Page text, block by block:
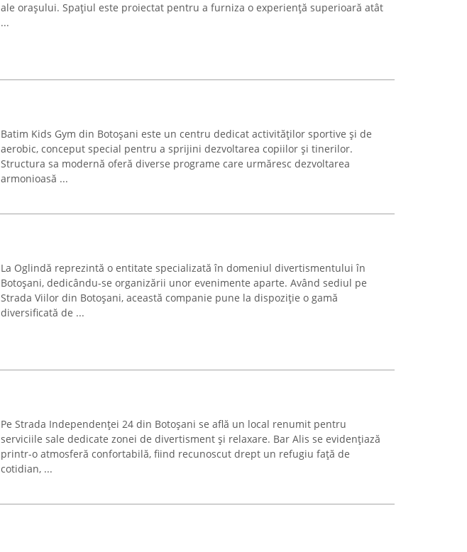
ale orașului. Spațiul este proiectat pentru a furniza o experiență superioară atât
...
Batim Kids Gym din Botoșani este un centru dedicat activităților sportive și de
aerobic, conceput special pentru a sprijini dezvoltarea copiilor și tinerilor.
Structura sa modernă oferă diverse programe care urmăresc dezvoltarea
armonioasă ...
La Oglindă reprezintă o entitate specializată în domeniul divertismentului în
Botoșani, dedicându-se organizării unor evenimente aparte. Având sediul pe
Strada Viilor din Botoșani, această companie pune la dispoziție o gamă
diversificată de ...
Pe Strada Independenței 24 din Botoșani se află un local renumit pentru
serviciile sale dedicate zonei de divertisment și relaxare. Bar Alis se evidențiază
printr-o atmosferă confortabilă, fiind recunoscut drept un refugiu față de
cotidian, ...